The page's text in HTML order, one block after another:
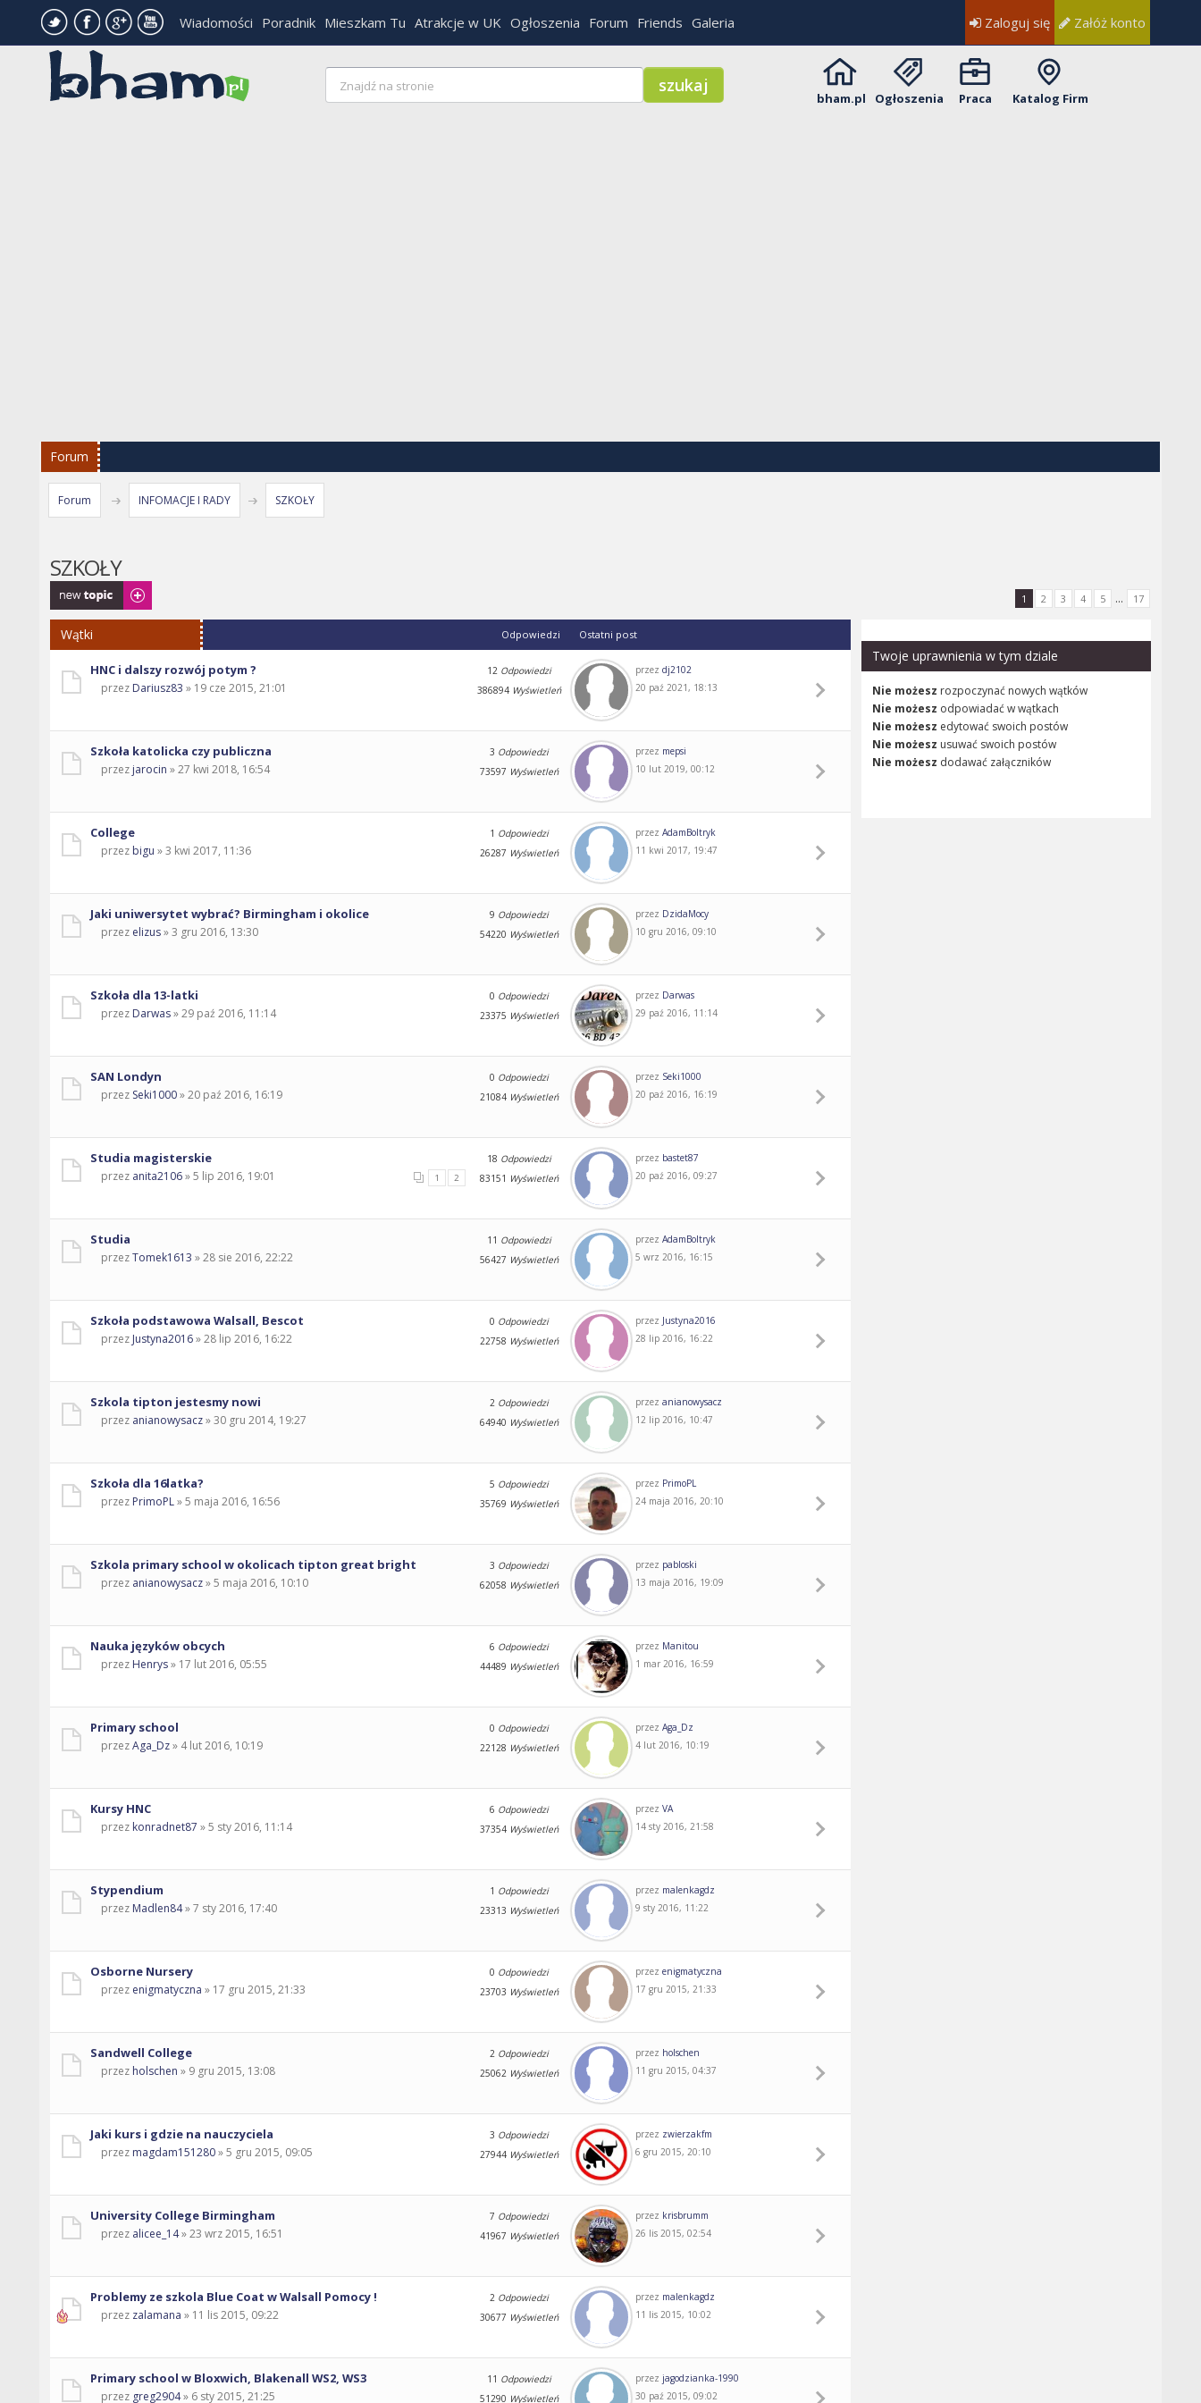
Wiadomości Poradnik Mieszkam Tu Atrakcje w UK Ogłoszenia Forum Friends Galeria Zaloguj się Załóż konto
bham.pl Ogłoszenia Praca Katalog Firm
Forum
Forum INFOMACJE I RADY SZKOŁY
SZKOŁY
Napisz wątek
1 2 3 4 5 ... 17
Wątki Odpowiedzi Ostatni post
HNC i dalszy rozwój potym ?
przez Dariusz83 » 19 cze 2015, 21:01
12 Odpowiedzi
386894 Wyświetleń
przez dj2102
20 paź 2021, 18:13
Szkoła katolicka czy publiczna
przez jarocin » 27 kwi 2018, 16:54
3 Odpowiedzi
73597 Wyświetleń
przez mepsi
10 lut 2019, 00:12
College
przez bigu » 3 kwi 2017, 11:36
1 Odpowiedzi
26287 Wyświetleń
przez AdamBoltryk
11 kwi 2017, 19:47
Jaki uniwersytet wybrać? Birmingham i okolice
przez elizus» 3 gru 2016, 13:30
9 Odpowiedzi
54220 Wyświetleń
przez DzidaMocy
10 gru 2016, 09:10
Szkoła dla 13-latki
przez Darwas» 29 paź 2016, 11:14
0 Odpowiedzi
23375 Wyświetleń
przez Darwas
29 paź 2016, 11:14
SAN Londyn
przez Seki1000» 20 paź 2016, 16:19
0 Odpowiedzi
21084 Wyświetleń
przez Seki1000
20 paź 2016, 16:19
Studia magisterskie
1 2
przez anita2106» 5 lip 2016, 19:01
18 Odpowiedzi
83151 Wyświetleń
przez bastet87
20 paź 2016, 09:27
Studia
przezTomek1613 » 28 sie 2016, 22:22
11 Odpowiedzi
56427 Wyświetleń
przez AdamBoltryk
5 wrz 2016, 16:15
Szkoła podstawowa Walsall, Bescot
przez Justyna2016» 28 lip 2016, 16:22
0 Odpowiedzi
22758 Wyświetleń
przez Justyna2016
28 lip 2016, 16:22
Szkola tipton jestesmy nowi
przez anianowysacz» 30 gru 2014, 19:27
2 Odpowiedzi
64940 Wyświetleń
przez anianowysacz
12 lip 2016, 10:47
Szkoła dla 16latka?
przez PrimoPL» 5 maja 2016, 16:56
5 Odpowiedzi
35769 Wyświetleń
przez PrimoPL
24 maja 2016, 20:10
Szkola primary school w okolicach tipton great bright
przez anianowysacz» 5 maja 2016, 10:10
3 Odpowiedzi
62058 Wyświetleń
przez pabloski
13 maja 2016, 19:09
Nauka języków obcych
przez Henrys» 17 lut 2016, 05:55
6 Odpowiedzi
44489 Wyświetleń
przez Manitou
1 mar 2016, 16:59
Primary school
przezAga_Dz» 4 lut 2016, 10:19
0 Odpowiedzi
22128 Wyświetleń
przez Aga_Dz
4 lut 2016, 10:19
Kursy HNC
przez konradnet87 » 5 sty 2016, 11:14
6 Odpowiedzi
37354 Wyświetleń
przez VA
14 sty 2016, 21:58
Stypendium
przez Madlen84» 7 sty 2016, 17:40
1 Odpowiedzi
23313 Wyświetleń
przez malenkagdz
9 sty 2016, 11:22
Osborne Nursery
przez enigmatyczna » 17 gru 2015, 21:33
0 Odpowiedzi
23703 Wyświetleń
przez enigmatyczna
17 gru 2015, 21:33
Sandwell College
przez holschen » 9 gru 2015, 13:08
2 Odpowiedzi
25062 Wyświetleń
przez holschen
11 gru 2015, 04:37
Jaki kurs i gdzie na nauczyciela
przez magdam151280» 5 gru 2015, 09:05
3 Odpowiedzi
27944 Wyświetleń
przez zwierzakfm
6 gru 2015, 20:10
University College Birmingham
przez alicee_14» 23 wrz 2015, 16:51
7 Odpowiedzi
41967 Wyświetleń
przez krisbrumm
26 lis 2015, 02:54
Problemy ze szkola Blue Coat w Walsall Pomocy !
przez zalamana » 11 lis 2015, 09:22
2 Odpowiedzi
30677 Wyświetleń
przez malenkagdz
11 lis 2015, 10:02
Primary school w Bloxwich, Blakenall WS2, WS3
przez greg2904» 6 sty 2015, 21:25
11 Odpowiedzi
51290 Wyświetleń
przez jagodzianka-1990
30 paź 2015, 09:02
Twoje uprawnienia w tym dziale
Nie możesz rozpoczynać nowych wątków
Nie możesz odpowiadać w wątkach
Nie możesz edytować swoich postów
Nie możesz usuwać swoich postów
Nie możesz dodawać załączników